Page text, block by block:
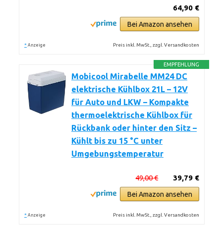
64,90 €
Bei Amazon ansehen
* Anzeige Preis inkl. MwSt., zzgl. Versandkosten
EMPFEHLUNG
Mobicool Mirabelle MM24 DC
elektrische Kühlbox 21L – 12V
für Auto und LKW – Kompakte
thermoelektrische Kühlbox für
Rückbank oder hinter den Sitz –
Kühlt bis zu 15 °C unter
Umgebungstemperatur
39,79 €
49,00 €
Bei Amazon ansehen
* Anzeige Preis inkl. MwSt., zzgl. Versandkosten